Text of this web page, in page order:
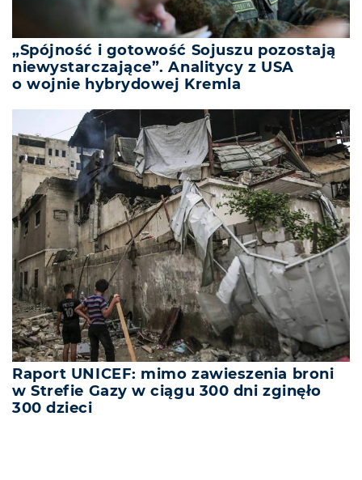
„Spójność i gotowość Sojuszu pozostają
niewystarczające”. Analitycy z USA
o wojnie hybrydowej Kremla
Raport UNICEF: mimo zawieszenia broni
w Strefie Gazy w ciągu 300 dni zginęło
300 dzieci